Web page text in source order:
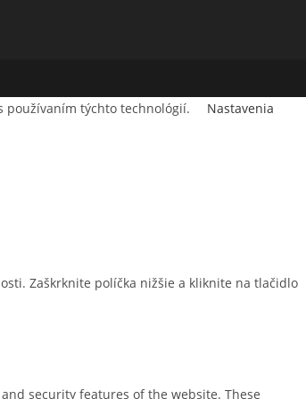
používaním týchto technológií.
Nastavenia
Zaškrknite políčka nižšie a kliknite na tlačidlo
security features of the website. These